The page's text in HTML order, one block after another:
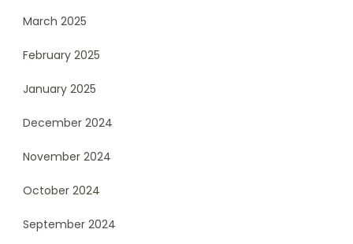
March 2025
February 2025
January 2025
December 2024
November 2024
October 2024
September 2024